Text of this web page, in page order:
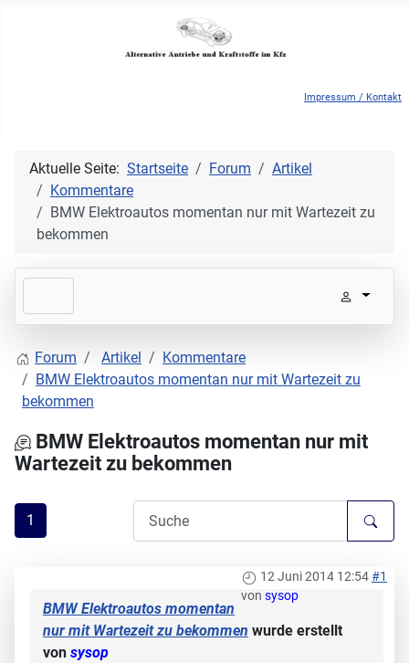
Impressum / Kontakt
Aktuelle Seite: Startseite Forum
Artikel
Kommentare
BMW Elektroautos momentan nur mit Wartezeit zu
bekommen
Forum Artikel
Kommentare
BMW Elektroautos momentan nur mit Wartezeit zu
bekommen
BMW Elektroautos momentan nur mit
Wartezeit zu bekommen
1
12 Juni 2014 12:54#1
von sysop
BMW Elektroautos momentan
nur mit Wartezeit zu bekommen wurde erstellt
von sysop